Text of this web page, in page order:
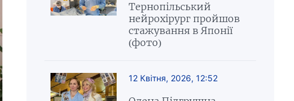
Тернопільський
нейрохірург пройшов
стажування в Японії
(фото)
12 Квітня, 2026, 12:52